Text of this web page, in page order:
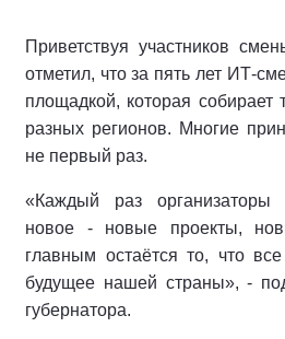
Приветствуя участников
отметил, что за пять лет ИТ-
площадкой, которая собирает
разных регионов. Многие
не первый раз.
«Каждый раз организаторы
новое - новые проекты,
главным остаётся то, что
будущее нашей страны», -
губернатора.